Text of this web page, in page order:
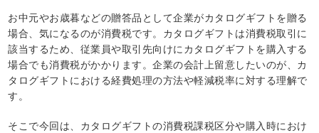
お中元やお歳暮などの贈答品として企業がカタログギフトを贈る
場合、気になるのが消費税です。カタログギフトは消費税取引に
該当するため、従業員や取引先向けにカタログギフトを購入する
場合でも消費税がかかります。企業の会計上留意したいのが、カ
タログギフトにおける経費処理の方法や軽減税率に対する理解で
す。
そこで今回は、カタログギフトの消費税課税区分や購入時におけ